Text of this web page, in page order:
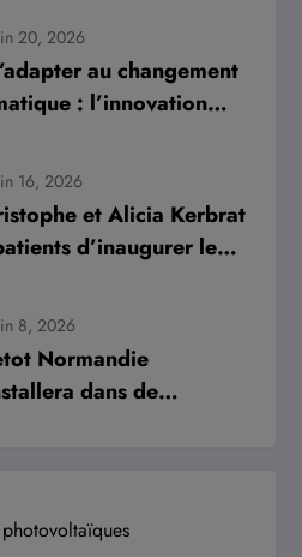
d’électricité
: enjeux et solutions
le photovoltaïque
20, 2026
au changement
: l’innovation
révolutionnaire »
16, 2026
et Alicia Kerbrat
d’inaugurer leur
lès-Morlaix
8, 2026
Normandie
dans de
et des agents